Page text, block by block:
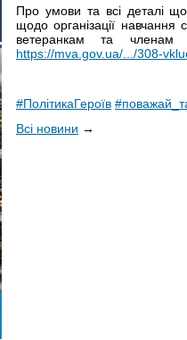
Про умови та всі деталі
щодо організації навчання
ветеранкам та
https://mva.gov.ua/.../308-
#ПолітикаГероїв
Всі новини →